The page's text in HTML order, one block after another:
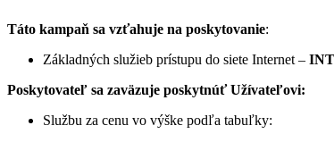
Táto kampaň sa vzťahuje na poskytovanie:
Základných služieb prístupu do siete Internet –
Poskytovateľ sa zaväzuje poskytnúť Užívateľovi:
Službu za cenu vo výške podľa tabuľky: